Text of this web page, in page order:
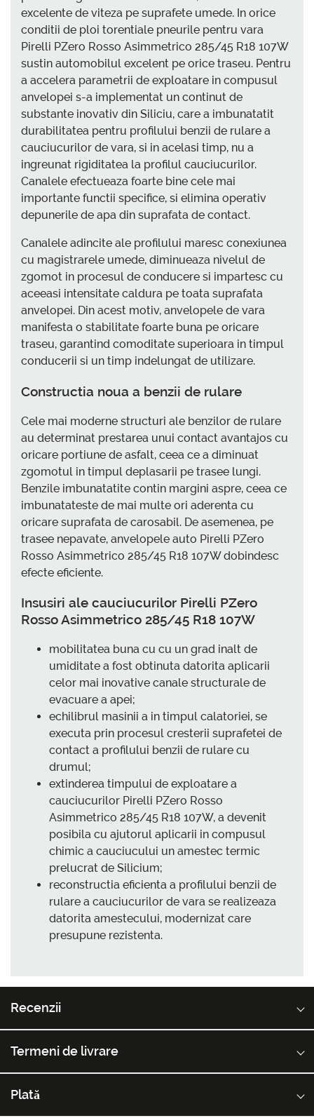
excelente de viteza pe suprafete umede. In orice
conditii de ploi torentiale pneurile pentru vara
Pirelli PZero Rosso Asimmetrico 285/45 R18 107W
sustin automobilul excelent pe orice traseu. Pentru
a accelera parametrii de exploatare in compusul
anvelopei s-a implementat un continut de
substante inovativ din Siliciu, care a imbunatatit
durabilitatea pentru profilului benzii de rulare a
cauciucurilor de vara, si in acelasi timp, nu a
ingreunat rigiditatea la profilul cauciucurilor.
Canalele efectueaza foarte bine cele mai
importante functii specifice, si elimina operativ
depunerile de apa din suprafata de contact.
Canalele adincite ale profilului maresc conexiunea
cu magistrarele umede, diminueaza nivelul de
zgomot in procesul de conducere si impartesc cu
aceeasi intensitate caldura pe toata suprafata
anvelopei. Din acest motiv, anvelopele de vara
manifesta o stabilitate foarte buna pe oricare
traseu, garantind comoditate superioara in timpul
conducerii si un timp indelungat de utilizare.
Constructia noua a benzii de rulare
Cele mai moderne structuri ale benzilor de rulare
au determinat prestarea unui contact avantajos cu
oricare portiune de asfalt, ceea ce a diminuat
zgomotul in timpul deplasarii pe trasee lungi.
Benzile imbunatatite contin margini aspre, ceea ce
imbunatateste de mai multe ori aderenta cu
oricare suprafata de carosabil. De asemenea, pe
trasee nepavate, anvelopele auto Pirelli PZero
Rosso Asimmetrico 285/45 R18 107W dobindesc
efecte eficiente.
Insusiri ale cauciucurilor Pirelli PZero
Rosso Asimmetrico 285/45 R18 107W
mobilitatea buna cu cu un grad inalt de
umiditate a fost obtinuta datorita aplicarii
celor mai inovative canale structurale de
evacuare a apei;
echilibrul masinii a in timpul calatoriei, se
executa prin procesul cresterii suprafetei de
contact a profilului benzii de rulare cu
drumul;
extinderea timpului de exploatare a
cauciucurilor Pirelli PZero Rosso
Asimmetrico 285/45 R18 107W, a devenit
posibila cu ajutorul aplicarii in compusul
chimic a cauciucului un amestec termic
prelucrat de Silicium;
reconstructia eficienta a profilului benzii de
rulare a cauciucurilor de vara se realizeaza
datorita amestecului, modernizat care
presupune rezistenta.
Recenzii
Termeni de livrare
Plată